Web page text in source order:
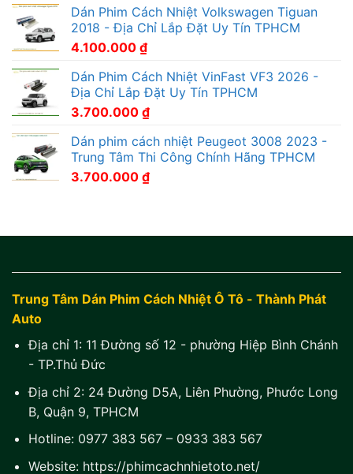
Dán Phim Cách Nhiệt Volkswagen Tiguan
2018 - Địa Chỉ Lắp Đặt Uy Tín TPHCM
4.100.000 ₫
Dán Phim Cách Nhiệt VinFast VF3 2026 -
Địa Chỉ Lắp Đặt Uy Tín TPHCM
3.700.000 ₫
Dán phim cách nhiệt Peugeot 3008 2023 -
Trung Tâm Thi Công Chính Hãng TPHCM
3.700.000 ₫
Trung Tâm Dán Phim Cách Nhiệt Ô Tô - Thành Phát
Auto
Địa chỉ 1: 11 Đường số 12 - phường Hiệp Bình Chánh
- TP.Thủ Đức
Địa chỉ 2: 24 Đường D5A, Liên Phường, Phước Long
B, Quận 9, TPHCM
Hotline: 0977 383 567– 0933 383 567
Website: https://phimcachnhietoto.net/